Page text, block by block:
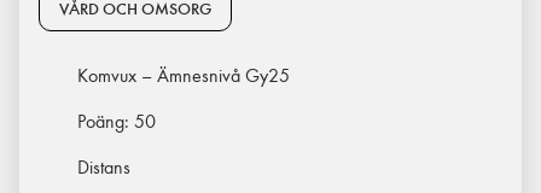
VÅRD OCH OMSORG
Komvux – Ämnesnivå Gy25
Poäng: 50
Distans